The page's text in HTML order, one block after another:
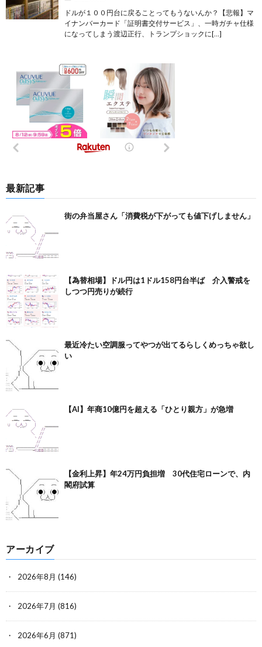
ドルが１００円台に戻ることってもうないんか？【悲報】マ
イナンバーカード「証明書交付サービス」、一時ガチャ仕様
になってしまう渡辺正行、トランプショックに[…]
最新記事
街の弁当屋さん「消費税が下がっても値下げしません」
【為替相場】ドル円は1ドル158円台半ば 介入警戒を
しつつ円売りが続行
最近冷たい空調服ってやつが出てるらしくめっちゃ欲し
い
【AI】年商10億円を超える「ひとり親方」が急増
【金利上昇】年24万円負担増 30代住宅ローンで、内
閣府試算
アーカイブ
2026年8月 (146)
2026年7月 (816)
2026年6月 (871)